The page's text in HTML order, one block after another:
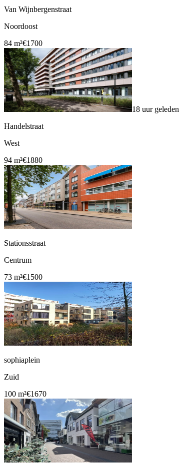
Van Wijnbergenstraat
Noordoost
84 m²€1700
18 uur geleden
Handelstraat
West
94 m²€1880
Stationsstraat
Centrum
73 m²€1500
sophiaplein
Zuid
100 m²€1670